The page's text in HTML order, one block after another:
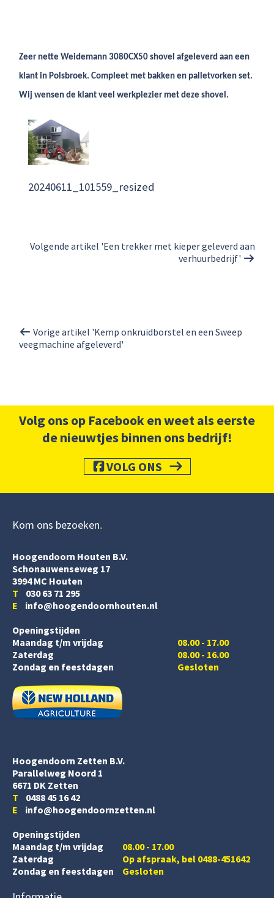
Zeer nette Weidemann 3080CX50 shovel afgeleverd aan een
klant in Polsbroek. Compleet met bakken en palletvorken set.
Wij wensen de klant veel werkplezier met deze shovel.
20240611_101559_resized
Volgende artikel 'Een trekker met kieper geleverd aan
verhuurbedrijf'
Vorige artikel 'Kemp onkruidborstel en een Sweep
veegmachine afgeleverd'
Volg ons op Facebook en weet als eerste
de nieuwtjes binnen ons bedrijf!
VOLG ONS
Kom ons bezoeken
Hoogendoorn Houten B.V.
Schonauwenseweg 17
3994 MC Houten
T 030 63 71 295
E info@hoogendoornhouten.nl
Openingstijden
Maandag t/m vrijdag
Zaterdag
08.00 - 17.00
08.00 - 16.00
Zondag en feestdagen
Gesloten
Hoogendoorn Zetten B.V.
Parallelweg Noord 1
6671 DK Zetten
T 0488 45 16 42
E info@hoogendoornzetten.nl
Openingstijden
Maandag t/m vrijdag
08.00 - 17.00
Zaterdag
Op afspraak, bel 0488-451642
Zondag en feestdagen
Gesloten